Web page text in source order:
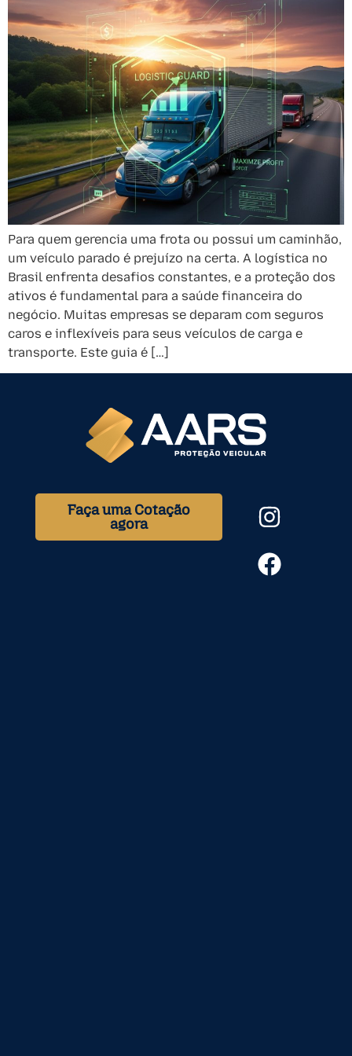
Para quem gerencia uma frota ou possui um caminhão,
um veículo parado é prejuízo na certa. A logística no
Brasil enfrenta desafios constantes, e a proteção dos
ativos é fundamental para a saúde financeira do
negócio. Muitas empresas se deparam com seguros
caros e inflexíveis para seus veículos de carga e
transporte. Este guia é […]
Faça uma Cotação
agora